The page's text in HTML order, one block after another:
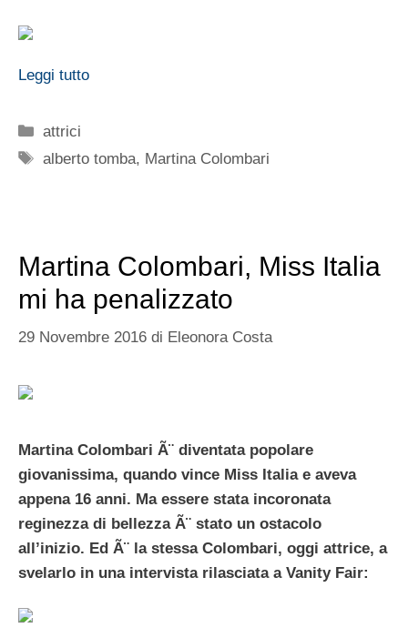
Leggi tutto
Categorie
attrici
Tag
alberto tomba, Martina Colombari
Martina Colombari, Miss Italia
mi ha penalizzato
29 Novembre 2016 di Eleonora Costa
Martina Colombari Ã¨ diventata popolare
giovanissima, quando vince Miss Italia e aveva
appena 16 anni. Ma essere stata incoronata
reginezza di bellezza Ã¨ stato un ostacolo
all’inizio. Ed Ã¨ la stessa Colombari, oggi attrice, a
svelarlo in una intervista rilasciata a Vanity Fair: